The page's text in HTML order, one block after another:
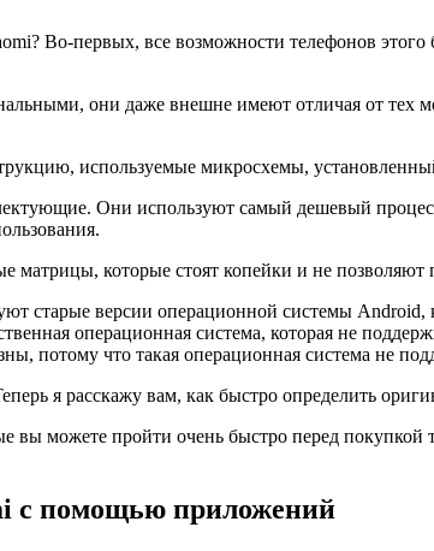
Во-первых, все возможности телефонов
они даже внешне имеют отличая от тех
используемые микросхемы,
Они используют самый дешевый
матрицы, которые стоят копейки и не
старые версии операционной системы
операционная система, которая не
потому что такая операционная система не
я расскажу вам, как быстро определить
можете пройти очень быстро перед покупкой
с помощью приложений